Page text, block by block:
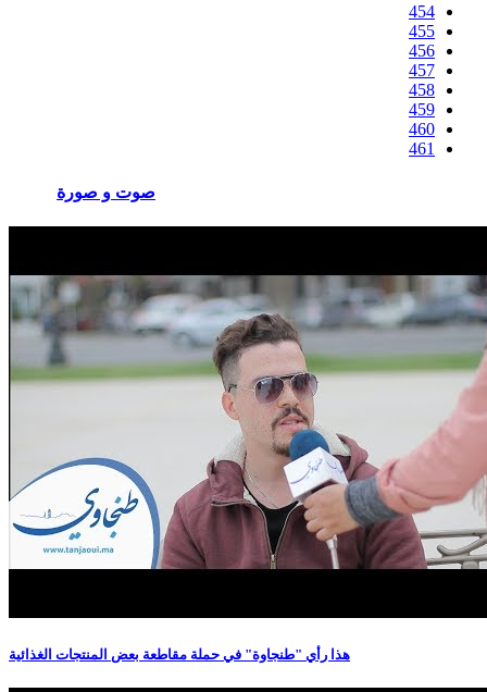
454
455
456
457
458
459
460
461
صوت و صورة
هذا رأي "طنجاوة" في حملة مقاطعة بعض المنتجات الغذائية